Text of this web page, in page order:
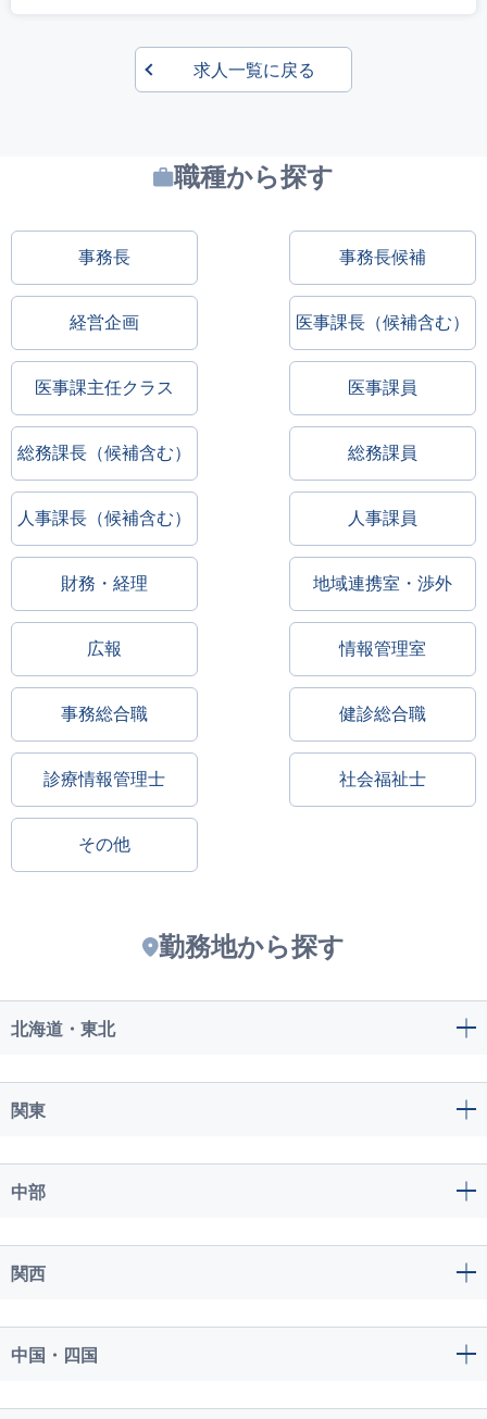
求人一覧に戻る
職種から探す
事務長 事務長候補
経営企画 医事課長（候補含む）
医事課主任クラス 医事課員
総務課長（候補含む） 総務課員
人事課長（候補含む） 人事課員
財務・経理 地域連携室・渉外
広報 情報管理室
事務総合職 健診総合職
診療情報管理士 社会福祉士
その他
勤務地から探す
北海道・東北
関東
中部
関西
中国・四国